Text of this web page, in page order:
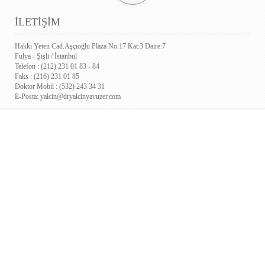
İLETİŞİM
Hakkı Yeten Cad.Aşçıoğlu Plaza No:17 Kat:3 Daire:7
Fulya - Şişli / İstanbul
Telefon : (212) 231 01 83 - 84
Faks : (216) 231 01 85
Doktor Mobil : (532) 243 34 31
E-Posta: yalcin@dryalcinyavuzer.com